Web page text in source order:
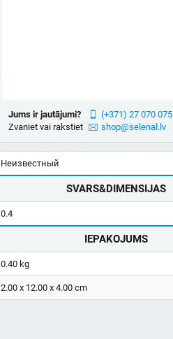
Jums ir jautājumi?
Zvaniet vai rakstiet
(+371) 27 070 075
shop@selenal.lv
Неизвестный
SVARS&DIMENSIJAS
0.4
IEPAKOJUMS
0.40 kg
2.00 x 12.00 x 4.00 cm